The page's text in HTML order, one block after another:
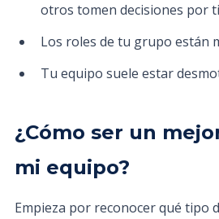
otros tomen decisiones por
Los roles de tu grupo están
Tu equipo suele estar
¿Cómo ser un
mi equipo?
Empieza por reconocer qué tipo